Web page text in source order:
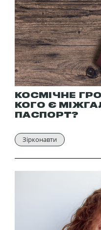
КОСМІЧНЕ
КОГО Є
ПАСПОРТ?
Зірконавти